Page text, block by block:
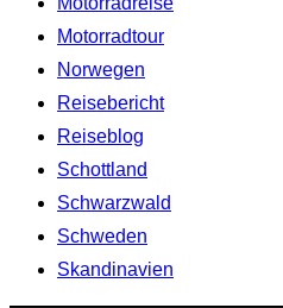
Motorradtour
Norwegen
Reisebericht
Reiseblog
Schottland
Schwarzwald
Schweden
Skandinavien